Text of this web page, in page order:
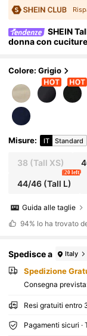
SHEIN
donna con
di Capodanno, per
Colore: Grigio
Misure: IT Standard
38 (Tall XS)
44/46(Tall L)
20 left
Guida alle taglie
94% lo ha trovato
Spedisce a Italy
Spedizione
Consegna
Resi gratuiti entro
Pagamenti sicuri